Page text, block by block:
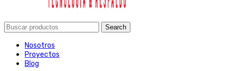
Search
Nosotros
Proyectos
Blog